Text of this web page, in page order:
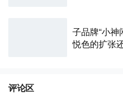
子品牌“小神
悦色的扩张
评论区